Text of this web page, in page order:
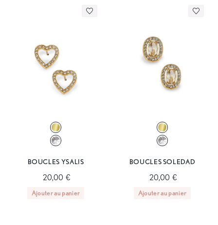
BOUCLES YSALIS
20,00 €
Ajouter au panier
BOUCLES SOLEDAD
20,00 €
Ajouter au panier